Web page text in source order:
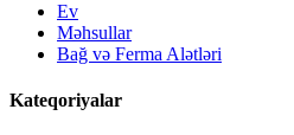
Ev
Məhsullar
Bağ və Ferma Alətləri
Kateqoriyalar